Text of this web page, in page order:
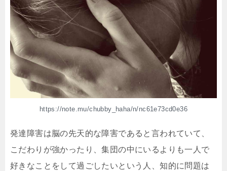
https://note.mu/chubby_haha/n/nc61e73cd0e36
発達障害は脳の先天的な障害であると言われていて、
こだわりが強かったり、集団の中にいるよりも一人で
好きなことをして過ごしたいという人、知的に問題は